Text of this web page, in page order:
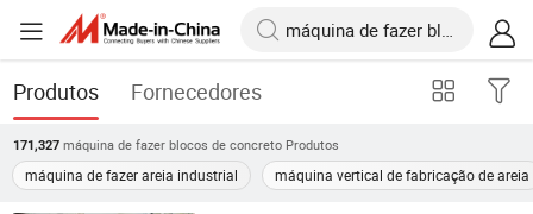
Produtos Fornecedores
171,327 máquina de fazer blocos de concreto Produtos
máquina de fazer areia industrial máquina vertical de fabricação de areia